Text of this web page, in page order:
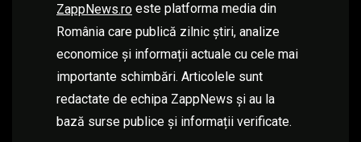
ZappNews.ro este platforma media din
România care publică zilnic știri, analize
economice și informații actuale cu cele mai
importante schimbări. Articolele sunt
redactate de echipa ZappNews și au la
bază surse publice și informații verificate.